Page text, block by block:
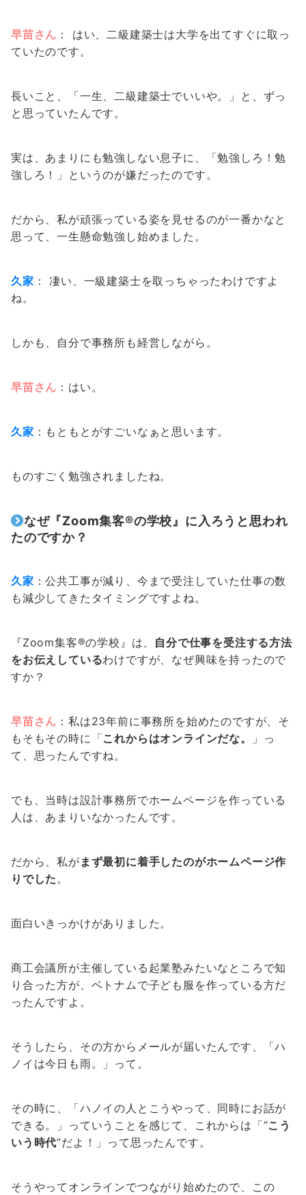
早苗さん ： はい、二級建築士は大学を出てすぐに取っ
ていたのです。
長いこと、「一生、二級建築士でいいや。」と、ずっ
と思っていたんです。
実は、あまりにも勉強しない息子に、「勉強しろ！勉
強しろ！」というのが嫌だったのです。
だから、私が頑張っている姿を見せるのが一番かなと
思って、一生懸命勉強し始めました。
久家 ： 凄い、一級建築士を取っちゃったわけですよ
ね。
しかも、自分で事務所も経営しながら。
早苗さん ：はい。
久家 ：もともとがすごいなぁと思います。
ものすごく勉強されましたね。
なぜ『Zoom集客®の学校』に入ろうと思われ
たのですか？
久家 ：公共工事が減り、今まで受注していた仕事の数
も減少してきたタイミングですよね。
『Zoom集客®の学校』は、 自分で仕事を受注する方法
をお伝えしているわけですが、なぜ興味を持ったので
すか？
早苗さん ：私は23年前に事務所を始めたのですが、そ
もそもその時に「これからはオンラインだな。
」っ
て、思ったんですね。
でも、当時は設計事務所でホームページを作っている
人は、あまりいなかったんです。
だから、私が まず最初に着手したのがホームページ作
りでした。
面白いきっかけがありました。
商工会議所が主催している起業塾みたいなところで知
り合った方が、ベトナムで子ども服を作っている方だ
ったんですよ。
そうしたら、その方からメールが届いたんです、「ハ
ノイは今日も雨。」って。
その時に、「ハノイの人とこうやって、同時にお話が
できる。」っていうことを感じて、これからは「”こう
いう時代”だよ！」って思ったんです。
そうやってオンラインでつながり始めたので、この